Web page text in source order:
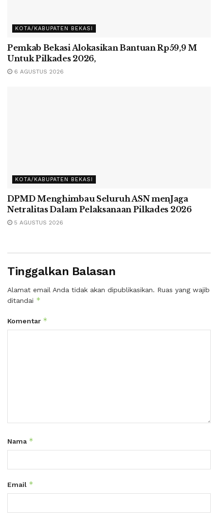
KOTA/KABUPATEN BEKASI
Pemkab Bekasi Alokasikan Bantuan Rp59,9 M
Untuk Pilkades 2026,
6 AGUSTUS 2026
KOTA/KABUPATEN BEKASI
DPMD Menghimbau Seluruh ASN menJaga
Netralitas Dalam Pelaksanaan Pilkades 2026
5 AGUSTUS 2026
Tinggalkan Balasan
Alamat email Anda tidak akan dipublikasikan. Ruas yang wajib
ditandai *
Komentar *
Nama *
Email *